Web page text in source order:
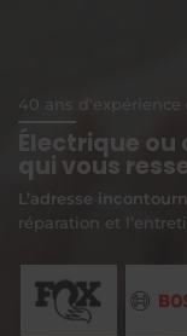
40 ans
Électrique
qui vous
L’adresse
réparation et